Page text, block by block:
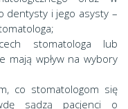
dentysty i jego asysty –
stomatologa lub
mają wpływ na wybory
co stomatologom się
sądzą pacjenci o